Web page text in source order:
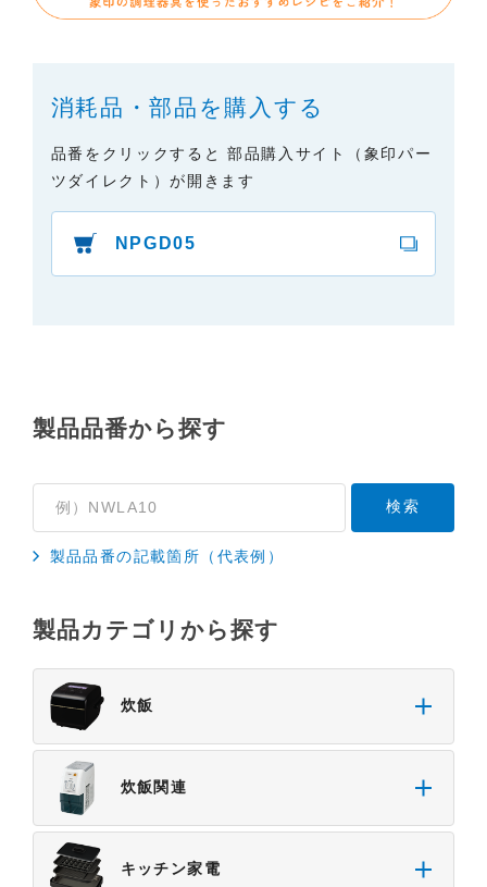
ている専用の製品（レンタル品）につきましては、
２．取扱説明書の内容について
れる場合があります。本サイトに掲載されている取
扱説明書の内容が、製品に同梱されている取扱説明
ご了承ください。
つきましては、弊社「お客様ご相談センター
（※）みまもりほっとラインサービスでご使用され
弊社「 みまもりほっとライン相談窓口
４．本サービスに係わる損害の免責
っておりますが、以下の点について、弊社は何ら保
証せず、また責任を負うものではありません。あら
かじめご了承ください。
・掲載された情報が全て正確であり、有用であり、
安全であること。
・掲載された情報が常に最新のものであること。
・本サイトをご利用になったこと、またはご利用に
なれなかったことにより生じる一切の損害。
消耗品・部品を購入する
品番をクリックすると 部品購入サイト（象印パー
ツダイレクト）が開きます
NPGD05
製品品番から探す
製品品番の記載箇所（代表例）
製品カテゴリから探す
炊飯
炊飯関連
キッチン家電